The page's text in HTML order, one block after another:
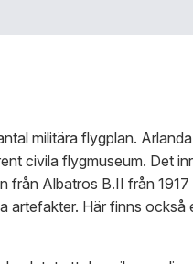
militära flygplan.
civila flygmuseum. Det
Albatros B.II från
Här finns